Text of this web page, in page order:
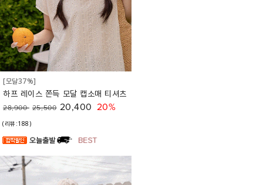
[모달37%]
하프 레이스 쫀득 모달 캡소매 티셔츠
28,900 25,500 20,400 20%
(리뷰:188)